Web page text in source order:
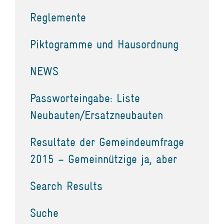
Reglemente
Piktogramme und Hausordnung
NEWS
Passworteingabe: Liste
Neubauten/Ersatzneubauten
Resultate der Gemeindeumfrage
2015 – Gemeinnützige ja, aber
Search Results
Suche